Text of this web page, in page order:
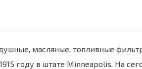
масляные, топливные
году в штате Minneapolis. На